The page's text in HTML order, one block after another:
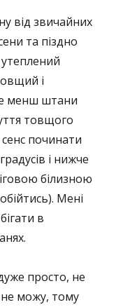
від звичайних
та піздно
і
менш штани
товщого
сенс починати
і нижче
білизною
Мені
в
просто, не
не можу, тому